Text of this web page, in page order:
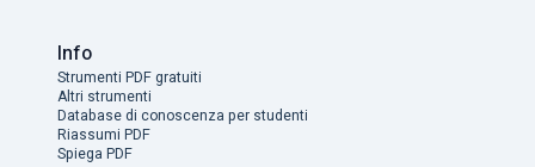
Info
Strumenti PDF gratuiti
Altri strumenti
Database di conoscenza per studenti
Riassumi PDF
Spiega PDF